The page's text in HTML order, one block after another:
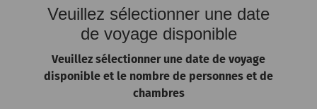
Veuillez sélectionner une date
de voyage disponible
Veuillez sélectionner une date de voyage
disponible et le nombre de personnes et de
chambres